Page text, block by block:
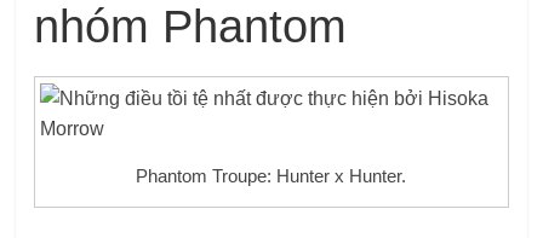
nhóm Phantom
Phantom Troupe: Hunter x Hunter.